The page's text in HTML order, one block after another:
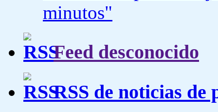
minutos"
Feed desconocido
RSS de noticias de